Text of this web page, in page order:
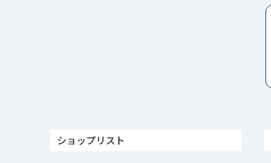
ショップリスト